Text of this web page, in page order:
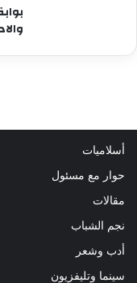
أسلاميات
حوار مع مسئول
مقالات
نجم الشباب
أدب وشعر
سينما وتليفزيون